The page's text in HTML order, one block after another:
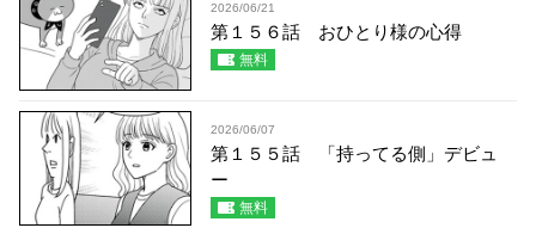
2026/06/21
第１５６話 おひとり様の心得
無料
2026/06/07
第１５５話 「持ってる側」デビュ
ー
無料